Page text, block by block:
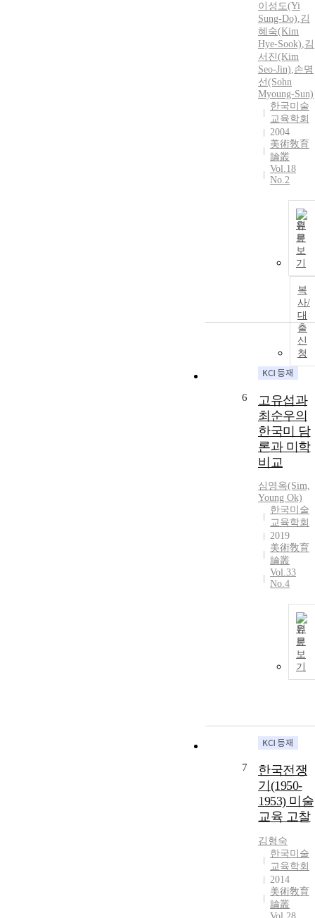
이성도(Yi
Sung-Do),김
혜숙(Kim
Hye-Sook),김
서진(Kim
Seo-Jin),손명
선(Sohn
Myoung-Sun)
한국미술
교육학회
2004
美術敎育
論叢
Vol.18
No.2
원
문
보
기
복
사/
대
출
신
청
6
고유섭과
최순우의
한국미 담
론과 미학
비교
심영옥(Sim,
Young Ok)
한국미술
교육학회
2019
美術敎育
論叢
Vol.33
No.4
원
문
보
기
7
한국전쟁
기(1950-
1953) 미술
교육 고찰
김형숙
한국미술
교육학회
2014
美術敎育
論叢